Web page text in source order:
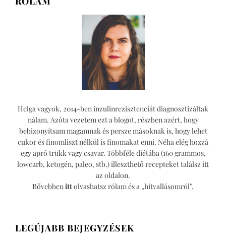
Helga vagyok, 2014-ben inzulinrezisztenciát diagnosztizáltak
nálam. Azóta vezetem ezt a blogot, részben azért, hogy
bebizonyítsam magamnak és persze másoknak is, hogy lehet
cukor és finomliszt nélkül is finomakat enni. Néha elég hozzá
egy apró trükk vagy csavar. Többféle diétába (160 grammos,
lowcarb, ketogén, paleo, stb.) illeszthető recepteket találsz itt
az oldalon.
Bővebben ittolvashatsz rólam és a „hitvallásomról”.
LEGÚJABB BEJEGYZÉSEK